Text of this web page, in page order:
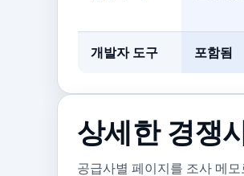
개발자 도구 포함됨
상세한 경쟁
공급사별 페이지를 조사 메